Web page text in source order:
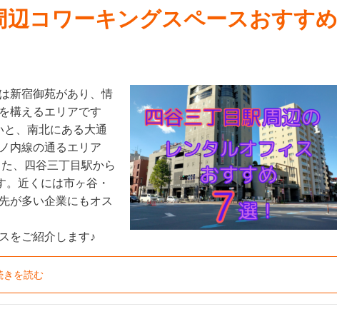
辺コワーキングスペースおすすめ
新宿御苑があり、情
構えるエリアです
、南北にある大通
内線の通るエリア
、四谷三丁目駅から
近くには市ヶ谷・
が多い企業にもオス
をご紹介します♪
きを読む